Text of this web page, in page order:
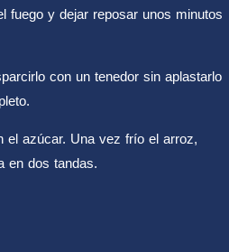
fuego y dejar reposar unos minutos
con un tenedor sin aplastarlo
el azúcar. Una vez frío el arroz,
en dos tandas.